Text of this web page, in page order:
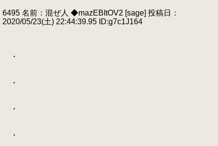
6495 名前：混ぜ人 ◆mazEBItOV2 [sage] 投稿日：
2020/05/23(土) 22:44:39.95 ID:g7c1J164
・
・
・
・